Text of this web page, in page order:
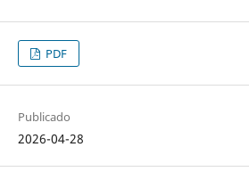
PDF
Publicado
2026-04-28